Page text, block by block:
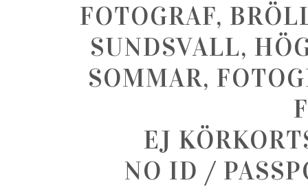
FOTOGRAF,
SUNDSVALL,
SOMMAR,
EJ
NO ID /